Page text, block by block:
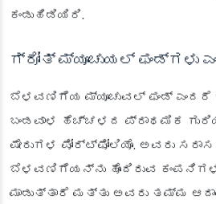
ಕಂಡುಹಿಡಿಯಿರಿ.
ಗ್ರೋತ್ ಮ್ಯೂಚುಯಲ್ ಫಂಡ್‌ಗಳು
ಬೆಳವಣಿಗೆಯ ಮ್ಯೂಚುವಲ್ ಫಂಡ್ ಎಂದರೆ
ಬಂಡವಾಳ ಹೆಚ್ಚಳದ ಪ್ರಾಥಮಿಕ
ಷೇರುಗಳ ಪೋರ್ಟ್‌ಫೋಲಿಯೊ. ಅವರು
ಬೆಳವಣಿಗೆಯನ್ನು ಹೊಂದಿರುವ
ಮಾಡುತ್ತಾರೆ ಮತ್ತು ಅವರು ತಮ್ಮ